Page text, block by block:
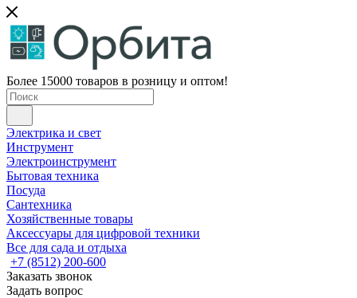
Более 15000 товаров в розницу и оптом!
Электрика и свет
Инструмент
Электроинструмент
Бытовая техника
Посуда
Сантехника
Хозяйственные товары
Аксессуары для цифровой техники
Все для сада и отдыха
+7 (8512) 200-600
Заказать звонок
Задать вопрос